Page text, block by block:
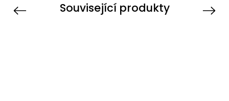
Související produkty
Previous Next